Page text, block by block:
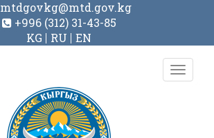
mtdgovkg@mtd.gov.kg
+996 (312) 31-43-85
KG
RU EN
Toggle